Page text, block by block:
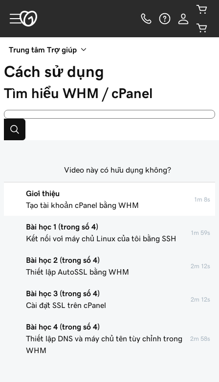
Trung tâm Trợ giúp
Cách sử dụng
Tìm hiểu WHM / cPanel
Giới thiệu
Tạo tài khoản cPanel bằng WHM
1m 8s
Bài học 1 (trong số 4)
Kết nối với máy chủ Linux của tôi bằng SSH
1m 59s
Bài học 2 (trong số 4)
Thiết lập AutoSSL bằng WHM
2m 12s
Bài học 3 (trong số 4)
Cài đặt SSL trên cPanel
2m 12s
Bài học 4 (trong số 4)
Thiết lập DNS và máy chủ tên tùy chỉnh trong
WHM
2m 58s
Video này có hữu dụng không?